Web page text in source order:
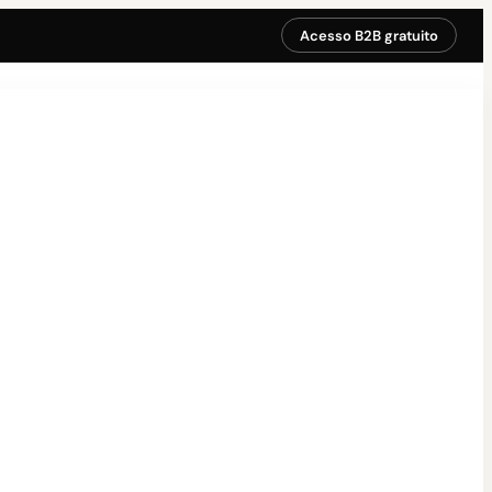
Acesso B2B gratuito